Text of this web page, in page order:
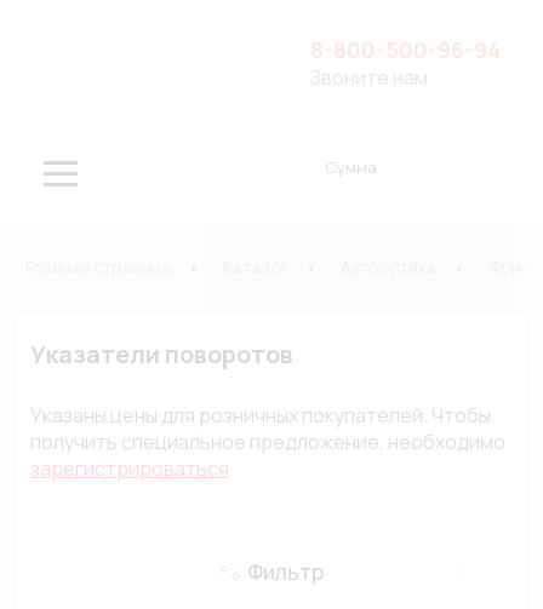
8-800-500-96-94
Звоните нам
Сумма
Указатели поворотов
Указаны цены для розничных покупателей. Чтобы
получить специальное предложение, необходимо
зарегистрироваться
Фильтр